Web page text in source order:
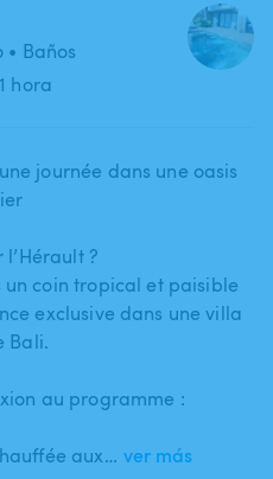
• Baños
hora
journée dans une oasis
l’Hérault ?
un coin tropical et paisible
exclusive dans une villa
Bali.
au programme :
aux… ver más